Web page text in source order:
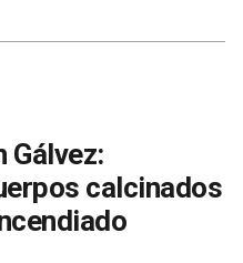
Gálvez:
calcinados